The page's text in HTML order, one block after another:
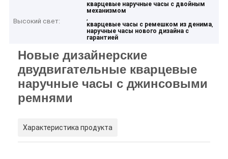
Высокий свет:
кварцевые наручные часы с двойным
механизмом
,
кварцевые часы с ремешком из денима,
наручные часы нового дизайна с
гарантией
Новые дизайнерские
двудвигательные кварцевые
наручные часы с джинсовыми
ремнями
Характеристика продукта